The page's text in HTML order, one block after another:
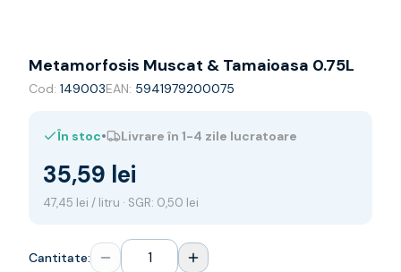
Franta
Spania
Australia
Noua Zeelanda
Sampanie
Metamorfosis Muscat & Tamaioasa 0.75L
Cod: 149003EAN: 5941979200075
În stoc• Livrare în 1-4 zile lucratoare
35,59 lei
47,45 lei / litru · SGR: 0,50 lei
Cantitate: